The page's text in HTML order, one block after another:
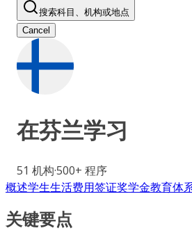
搜索科目、机构或地点
Cancel
在芬兰学习
51 机构·500+ 程序
概述学生生活费用签证奖学金教育体
关键要点